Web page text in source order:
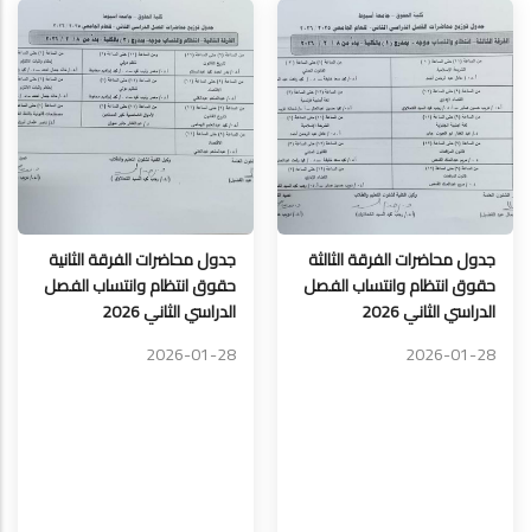
جدول محاضرات الفرقة الثالثة
حقوق انتظام وانتساب الفصل
الدراسي الثاني 2026
2026-01-28
جدول محاضرات الفرقة الثانية
حقوق انتظام وانتساب الفصل
الدراسي الثاني 2026
2026-01-28